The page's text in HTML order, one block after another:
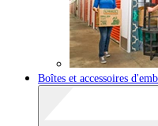
Boîtes et accessoires